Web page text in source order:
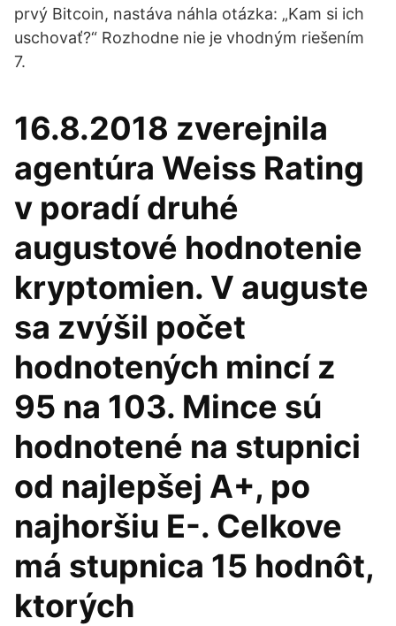
prvý Bitcoin, nastáva náhla otázka: „Kam si ich
uschovať?“ Rozhodne nie je vhodným riešením
7.
16.8.2018 zverejnila
agentúra Weiss Rating
v poradí druhé
augustové hodnotenie
kryptomien. V auguste
sa zvýšil počet
hodnotených mincí z
95 na 103. Mince sú
hodnotené na stupnici
od najlepšej A+, po
najhoršiu E-. Celkove
má stupnica 15 hodnôt,
ktorých